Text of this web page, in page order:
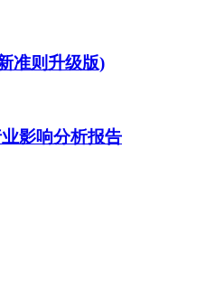
准则升级版)
影响分析报告